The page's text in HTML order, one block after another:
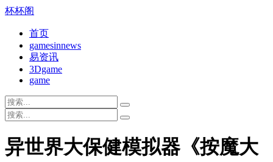
杯杯阁
首页
gamesinnews
易资讯
3Dgame
game
异世界大保健模拟器《按魔大